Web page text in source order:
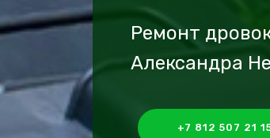
Ремонт
Александра
+7 812 507 21